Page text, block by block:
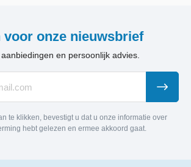
voor onze nieuwsbrief
en persoonlijk advies.
te klikken, bevestigt u dat u onze informatie over
hebt gelezen en ermee akkoord gaat.